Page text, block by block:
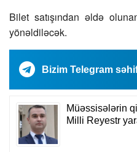
Bilet satışından əldə
yönəldiləcək.
Bizim Telegram